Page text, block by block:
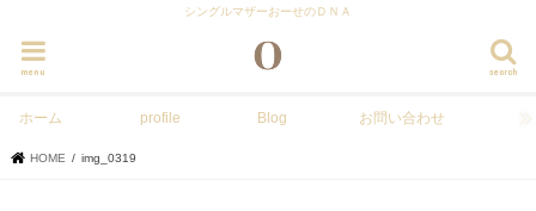
シングルマザーおーせのＤＮＡ
search
menu
ホーム profile Blog お問い合わせ
HOME img_0319